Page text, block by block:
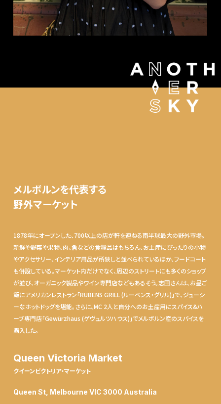
メルボルンを代表する
野外マーケット
1878年にオープンした、700以上の店が軒を連ねる南半球最大の野外市場。
新鮮や野菜や果物、肉、魚などの食糧品はもちろん、お土産にぴったりの小物
やアクセサリー、インテリア用品が所狭しと並べられているほか、フードコート
も併設している。マーケット内だけでなく、周辺のストリートにも多くのショップ
が並び、オーガニック製品やワイン専門店などもあるそう。志田さんは、お昼ご
飯にアメリカンレストラン「RUBENS GRILL (ルーベンス・グリル)」で、ジューシ
ーなホットドッグを堪能。さらに、MC 2人と自分へのお土産用にスパイス&ハ
ーブ専門店「Gewürzhaus (ゲヴュルツハウス)」でメルボルン産のスパイスを
購入した。
Queen Victoria Market
クイーンビクトリア・マーケット
Queen St, Melbourne VIC 3000 Australia